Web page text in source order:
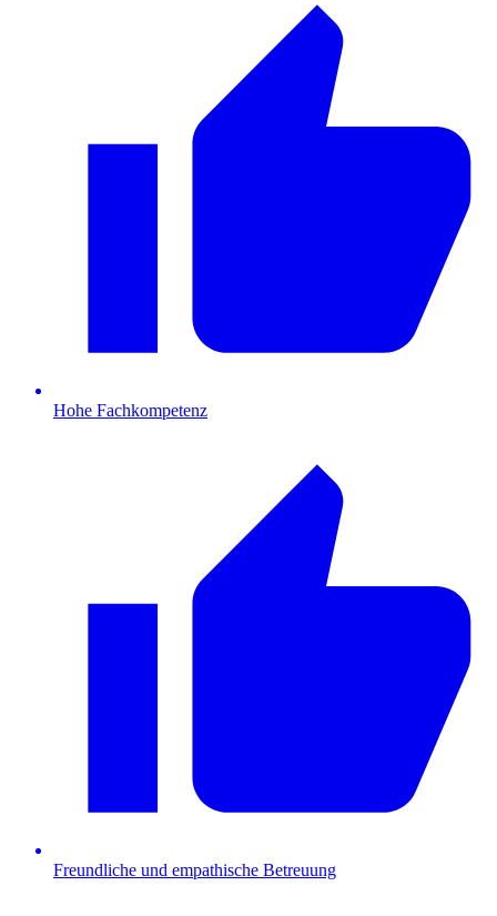
Hohe Fachkompetenz
Freundliche und empathische Betreuung